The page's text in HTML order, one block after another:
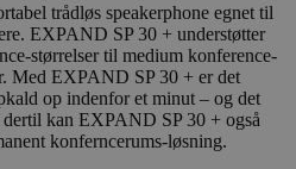
trådløs speakerphone egnet til
EXPAND SP 30 + understøtter
størrelser til medium konference-
Med EXPAND SP 30 + er det
op indenfor et minut – og det
kan EXPAND SP 30 + også
konferncerums-løsning.